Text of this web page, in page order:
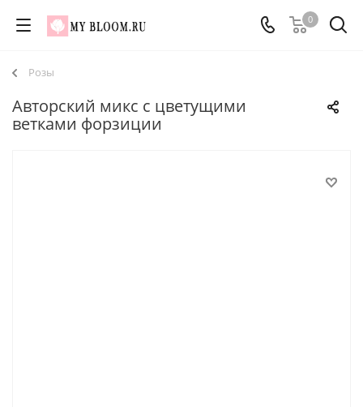
0
Розы
Авторский микс с цветущими
ветками форзиции